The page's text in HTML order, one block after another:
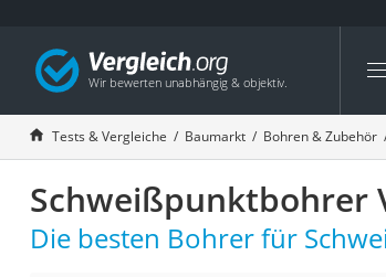
Die
Tests & Vergleiche Baumarkt Bohren & Zubehör
Schweißpunktbohrer
Die besten Bohrer für